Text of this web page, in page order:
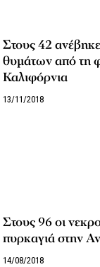
Στους 42
θυμάτων από τη
Καλιφόρνια
13/11/2018
Στους 96 οι
πυρκαγιά στην
14/08/2018